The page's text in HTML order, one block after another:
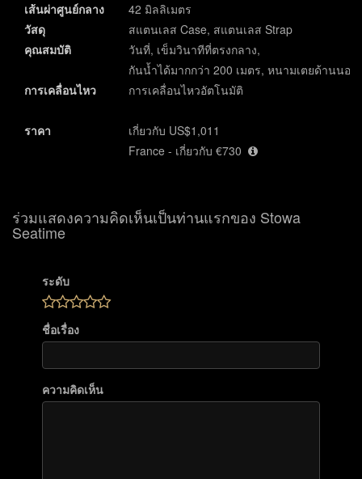
เส้นผ่าศูนย์กลาง
42 มิลลิเมตร
วัสดุ
สแตนเลส Case, สแตนเลส Strap
คุณสมบัติ
วันที่, เข็มวินาทีที่ตรงกลาง,
กันน้ำได้มากกว่า 200 เมตร, หนามเตยด้านนอก
การเคลื่อนไหว
การเคลื่อนไหวอัตโนมัติ
ราคา
เกี่ยวกับ US$1,011
France - เกี่ยวกับ €730
ร่วมแสดงความคิดเห็นเป็นท่านแรกของ Stowa
Seatime
ระดับ
ชื่อเรื่อง
ความคิดเห็น